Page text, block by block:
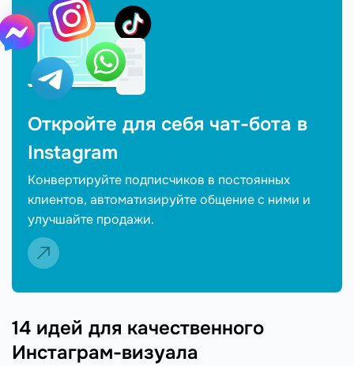
Откройте для себя чат-бота в
Іnstagram
Конвертируйте подписчиков в постоянных
клиентов, автоматизируйте общение с ними и
улучшайте продажи.
14 идей для качественного
Инстаграм-визуала